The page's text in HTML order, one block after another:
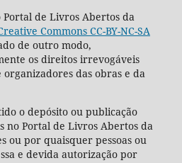
Portal de Livros Abertos da
Commons CC-BY-NC-SA
de outro modo,
os direitos irrevogáveis
das obras e da
o depósito ou publicação
no Portal de Livros Abertos da
ou por quaisquer pessoas ou
e devida autorização por